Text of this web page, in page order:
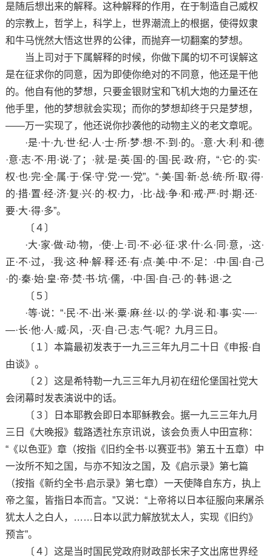
是随后想出来的解释。这种解释的作用，在于制造自己威权
的宗教上，哲学上，科学上，世界潮流上的根据，使得奴隶
和牛马恍然大悟这世界的公律，而抛弃一切翻案的梦想。
当上司对于下属解释的时候，你做下属的切不可误解这
是在征求你的同意，因为即使你绝对的不同意，他还是干他
的。他自有他的梦想，只要金银财宝和飞机大炮的力量还在
他手里，他的梦想就会实现；而你的梦想却终于只是梦想，
——万一实现了，他还说你抄袭他的动物主义的老文章呢。
·是·十·九·世·纪·人·士·所·梦·想·不·到·的。·意·大·利·和·德
·意·志·不·用·说·了；·就·是·英·国·的·国·民·政·府，“·它·的·实·
权·也·完·全·属·于·保·守·党·一·党”。“·美·国·新·总·统·所·取·得·
的·措·置·经·济·复·兴·的·权·力，·比·战·争·和·戒·严·时·期·还·
要·大·得·多”。
〔４〕
·大·家·做·动·物，·使·上·司·不·必·征·求·什·么·同·意，·这·
正·不·过，·我·这·种·解·释·还·有·点·美·中·不·足：·中·国·自·己
·的·秦·始·皇·帝·焚·书·坑·儒，·中·国·自·己·的·韩·退·之
〔５〕
·等·说：“·民·不·出·米·粟·麻·丝·以·的·学·说·和·事·实·—·
—·长·他·人·威·风，·灭·自·己·志·气·呢？九月三日。
〔１〕本篇最初发表于一九三三年九月二十日《申报·自
由谈》。
〔２〕这是希特勒一九三三年九月初在纽伦堡国社党大
会闭幕时发表演说中的话。
〔３〕日本耶教会即日本耶稣教会。据一九三三年九月
三日《大晚报》载路透社东京讯说，该会负责人中田宣称：
“《以色亚》章（按指《旧约全书·以赛亚书》第五十五章）中
一汝所不知之国，与亦不知汝之国，及《启示录》第七篇
（按指《新约全书·启示录》第七章）一天使降自东方，执上
帝之玺，皆指日本而言。”又说：“上帝将以日本征服向来屠杀
犹太人之白人，……日本以武力解放犹太人，实现《旧约》
预言”。
〔４〕这是当时国民党政府财政部长宋子文出席世界经